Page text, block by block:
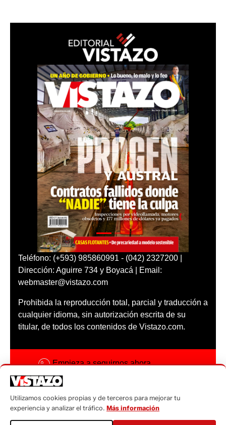
Teléfono: (+593) 985860991 - (042) 2327200 |
Dirección: Aguirre 734 y Boyacá | Email:
webmaster@vistazo.com
Prohibida la reproducción total, parcial y traducción a
cualquier idioma, sin autorización escrita de su
titular, de todos los contenidos de Vistazo.com.
Empieza a seguirnos ahora
Código ética
Sugerencias a:
Utilizamos cookies propias y de terceros para mejorar tu
experiencia y analizar el tráfico. Más información